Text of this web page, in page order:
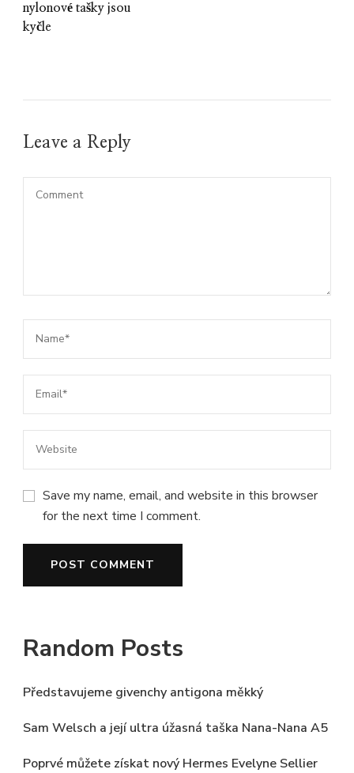
nylonové tašky jsou
kyčle
Leave a Reply
Save my name, email, and website in this browser
for the next time I comment.
Random Posts
Představujeme givenchy antigona měkký
Sam Welsch a její ultra úžasná taška Nana-Nana A5
Poprvé můžete získat nový Hermes Evelyne Sellier